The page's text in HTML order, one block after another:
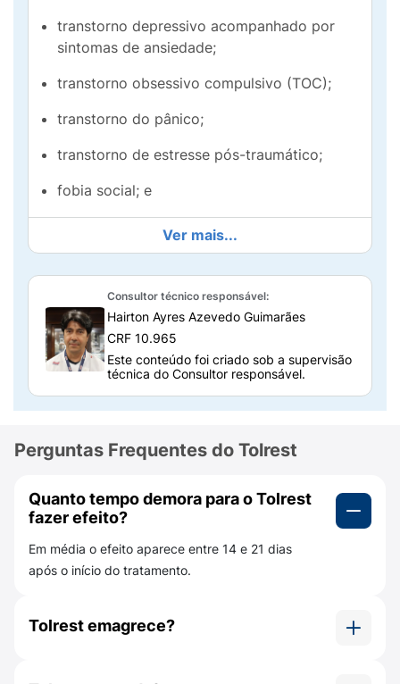
transtorno depressivo acompanhado por
sintomas de ansiedade;
transtorno obsessivo compulsivo (TOC);
transtorno do pânico;
transtorno de estresse pós-traumático;
fobia social; e
síndrome da tensão pré-menstrual (STPM)
Em crianças e adolescentes (6 a 17 anos), é
utilizado para tratar o Transtorno Obsessivo
Compulsivo (TOC).
Qual a composição do Tolrest 50mg?
O principal componente do Tolrest é o
substâncias que ajudam a dar estabilidade,
chamados de excipientes. Eles são:
monoidratada, dióxido de silício, estearato de
magnésio, hipromelose, macrogol, dióxido de
(corante).
componentes, para garantir que você não
Ver mais...
Consultor técnico responsável:
Hairton Ayres Azevedo Guimarães
CRF 10.965
Este conteúdo foi criado sob a supervisão
técnica do Consultor responsável.
Perguntas Frequentes do Tolrest
Quanto tempo demora para o Tolrest
fazer efeito?
Em média o efeito aparece entre 14 e 21 dias
após o início do tratamento.
Tolrest emagrece?